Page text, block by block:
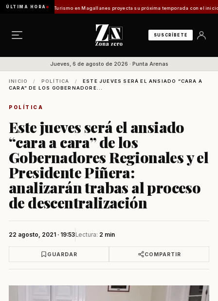
ÚLTIMA HORA
Vladilo] Turismo en Magallanes proyecta su próxima temporada con el inicio de
SUSCRÍBETE
Jueves, 6 de agosto de 2026 · Punta Arenas
INICIO / POLÍTICA /
ESTE JUEVES SERÁ EL ANSIADO “CARA A
CARA” DE LOS GOBERNADORE...
POLÍTICA
Este jueves será el ansiado
“cara a cara” de los
Gobernadores Regionales y el
Presidente Piñera:
analizarán trabas al proceso
de descentralización
22 agosto, 2021 · 19:53Lectura: 2 min
GUARDAR COMPARTIR